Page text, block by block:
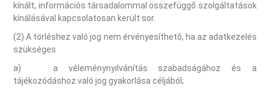
kínált, információs társadalommal összefüggő szolgáltatások
kínálásával kapcsolatosan került sor.
(2) A törléshez való jog nem érvényesíthető, ha az adatkezelés
szükséges
a) a véleménynyilvánítás szabadságához és a
tájékozódáshoz való jog gyakorlása céljából;